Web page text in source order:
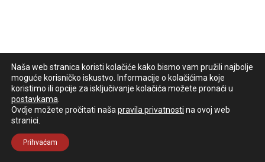
Naša web stranica koristi kolačiće kako bismo vam pružili najbolje
moguće korisničko iskustvo. Informacije o kolačićima koje
koristimo ili opcije za isključivanje kolačića možete pronaći u
postavkama
Ovdje možete pročitati naša pravila privatnosti na ovoj web
stranici.
Prihvaćam